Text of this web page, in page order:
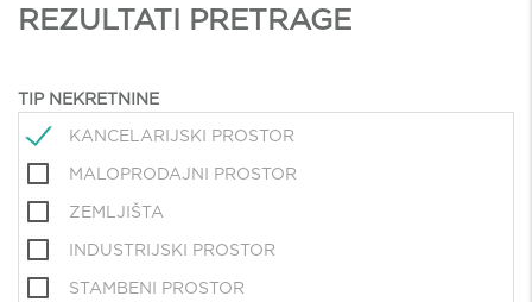
REZULTATI PRETRAGE
TIP NEKRETNINE
KANCELARIJSKI PROSTOR
MALOPRODAJNI PROSTOR
ZEMLJIŠTA
INDUSTRIJSKI PROSTOR
STAMBENI PROSTOR